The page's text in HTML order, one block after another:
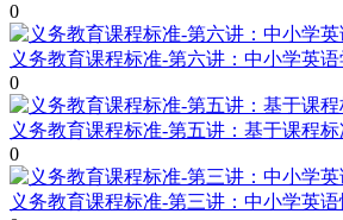
0
义务教育课程标准-第六讲：中小学英
0
义务教育课程标准-第五讲：基于课程
0
义务教育课程标准-第三讲：中小学英